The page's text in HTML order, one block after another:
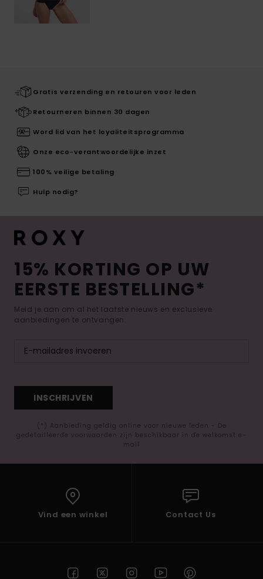
Gratis verzending en retouren voor leden
Retourneren binnen 30 dagen
Word lid van het loyaliteitsprogramma
Onze eco-verantwoordelijke inzet
100% veilige betaling
Hulp nodig?
15% KORTING OP UW
EERSTE BESTELLING*
Meld je aan om al het laatste nieuws en exclusieve
aanbiedingen te ontvangen.
INSCHRIJVEN
(*) Aanbieding geldig online voor nieuwe leden - De
gedetailleerde voorwaarden zijn beschikbaar in de welkomst e-
mail
Vind een winkel Contact Us